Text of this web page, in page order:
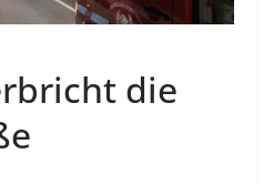
die